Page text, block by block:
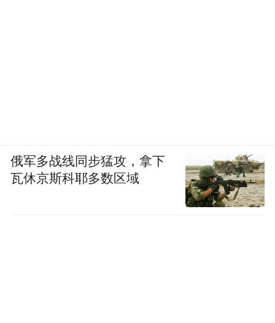
俄军多战线同步猛攻，拿下
瓦休京斯科耶多数区域